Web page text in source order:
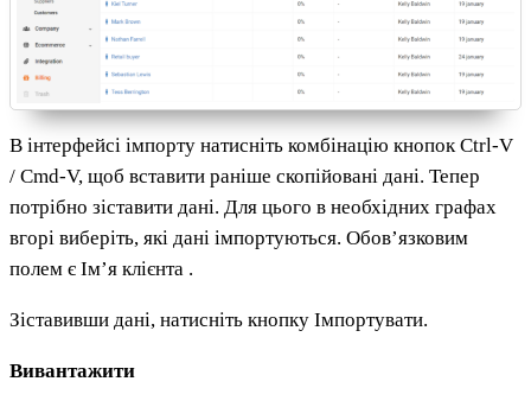
В інтерфейсі імпорту натисніть комбінацію кнопок Ctrl-V
/ Cmd-V, щоб вставити раніше скопійовані дані. Тепер
потрібно зіставити дані. Для цього в необхідних графах
вгорі виберіть, які дані імпортуються. Обов’язковим
полем є Ім’я клієнта .
Зіставивши дані, натисніть кнопку Імпортувати.
Вивантажити